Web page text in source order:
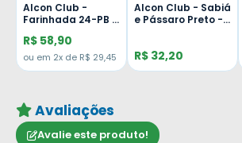
Alcon Club -
Farinhada 24-PB -
R$ 58,90
ou em 2x de R$ 29,45
Alcon Club - Sabiá
e Pássaro Preto -
R$ 32,20
Avaliações
Avalie este produto!